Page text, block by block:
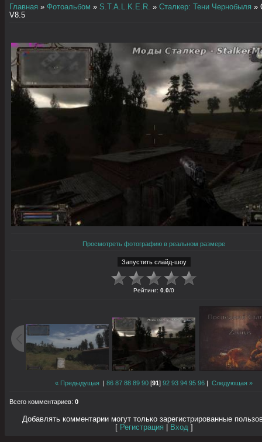
Главная » Фотоальбом » S.T.A.L.K.E.R. » Сталкер: Тени Чернобыля »
V8.5
Просмотреть фотографию в реальном размере
Рейтинг: 0.0/0
« Предыдущая |86 87 88 89 90 [91]92 93 94 95 96 |Следующая »
Всего комментариев: 0
Добавлять комментарии могут только зарегистрированные
Регистрация Вход